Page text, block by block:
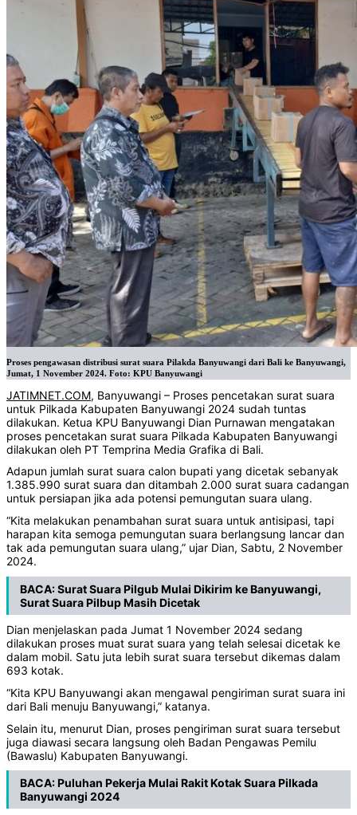
Proses pengawasan distribusi surat suara Pilakda Banyuwangi dari Bali ke Banyuwangi,
Jumat, 1 November 2024. Foto: KPU Banyuwangi
JATIMNET.COM, Banyuwangi – Proses pencetakan surat suara
untuk Pilkada Kabupaten Banyuwangi 2024 sudah tuntas
dilakukan. Ketua KPU Banyuwangi Dian Purnawan mengatakan
proses pencetakan surat suara Pilkada Kabupaten Banyuwangi
dilakukan oleh PT Temprina Media Grafika di Bali.
Adapun jumlah surat suara calon bupati yang dicetak sebanyak
1.385.990 surat suara dan ditambah 2.000 surat suara cadangan
untuk persiapan jika ada potensi pemungutan suara ulang.
“Kita melakukan penambahan surat suara untuk antisipasi, tapi
harapan kita semoga pemungutan suara berlangsung lancar dan
tak ada pemungutan suara ulang,” ujar Dian, Sabtu, 2 November
2024.
BACA:Surat Suara Pilgub Mulai Dikirim ke Banyuwangi,
Surat Suara Pilbup Masih Dicetak
Dian menjelaskan pada Jumat 1 November 2024 sedang
dilakukan proses muat surat suara yang telah selesai dicetak ke
dalam mobil. Satu juta lebih surat suara tersebut dikemas dalam
693 kotak.
“Kita KPU Banyuwangi akan mengawal pengiriman surat suara ini
dari Bali menuju Banyuwangi,” katanya.
Selain itu, menurut Dian, proses pengiriman surat suara tersebut
juga diawasi secara langsung oleh Badan Pengawas Pemilu
(Bawaslu) Kabupaten Banyuwangi.
BACA:Puluhan Pekerja Mulai Rakit Kotak Suara Pilkada
Banyuwangi 2024